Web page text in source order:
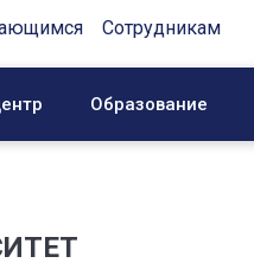
Сотрудникам
Образование